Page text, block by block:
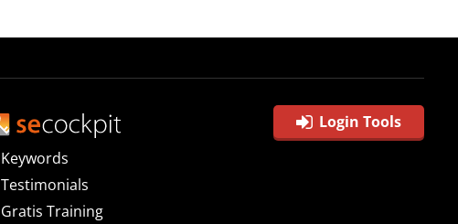
Keywords
Testimonials
Gratis Training
Login Tools